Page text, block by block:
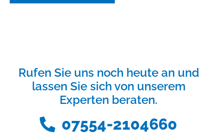
Rufen Sie uns noch heute an und
lassen Sie sich von unserem
Experten beraten.
07554-2104660